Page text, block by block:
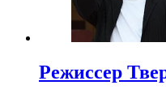
Режиссер